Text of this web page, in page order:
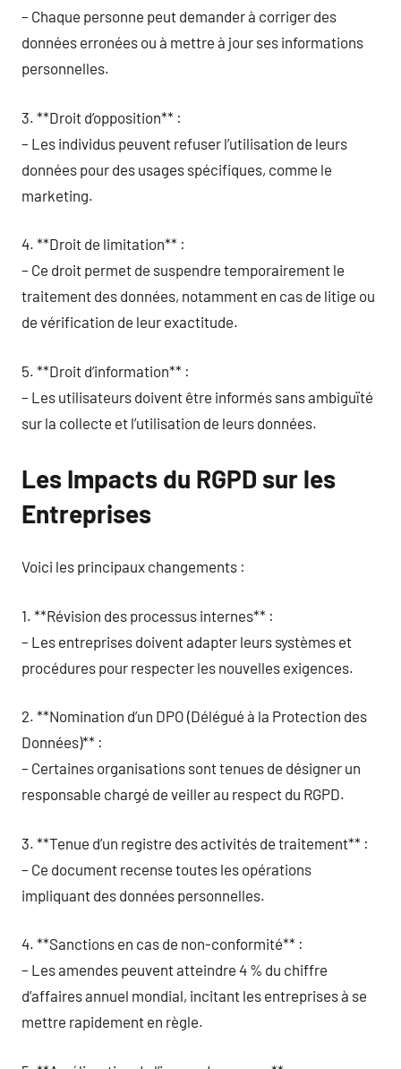
– Chaque personne peut demander à corriger des
données erronées ou à mettre à jour ses informations
personnelles.
3. **Droit d’opposition** :
– Les individus peuvent refuser l’utilisation de leurs
données pour des usages spécifiques, comme le
marketing.
4. **Droit de limitation** :
– Ce droit permet de suspendre temporairement le
traitement des données, notamment en cas de litige ou
de vérification de leur exactitude.
5. **Droit d’information** :
– Les utilisateurs doivent être informés sans ambiguïté
sur la collecte et l’utilisation de leurs données.
Les Impacts du RGPD sur les
Entreprises
Voici les principaux changements :
1. **Révision des processus internes** :
– Les entreprises doivent adapter leurs systèmes et
procédures pour respecter les nouvelles exigences.
2. **Nomination d’un DPO (Délégué à la Protection des
Données)** :
– Certaines organisations sont tenues de désigner un
responsable chargé de veiller au respect du RGPD.
3. **Tenue d’un registre des activités de traitement** :
– Ce document recense toutes les opérations
impliquant des données personnelles.
4. **Sanctions en cas de non-conformité** :
– Les amendes peuvent atteindre 4 % du chiffre
d’affaires annuel mondial, incitant les entreprises à se
mettre rapidement en règle.